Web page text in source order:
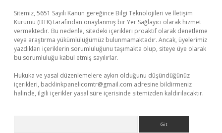
Sitemiz, 5651 Sayılı Kanun gereğince Bilgi Teknolojileri ve İletişim
Kurumu (BTK) tarafından onaylanmış bir Yer Sağlayıcı olarak hizmet
vermektedir. Bu nedenle, sitedeki içerikleri proaktif olarak denetleme
veya araştırma yükümlülüğümüz bulunmamaktadır. Ancak, üyelerimiz
yazdıkları içeriklerin sorumluluğunu taşımakta olup, siteye üye olarak
bu sorumluluğu kabul etmiş sayılırlar.
Hukuka ve yasal düzenlemelere aykırı olduğunu düşündüğünüz
içerikleri, backlinkpanelicomtr@gmail.com adresine bildirmeniz
halinde, ilgili içerikler yasal süre içerisinde sitemizden kaldırılacaktır.